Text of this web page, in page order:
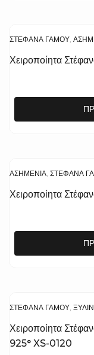
ΣΤΈΦΑΝΑ ΓΆΜΟΥ,
Χειροποίητα
ΑΣΗΜΈΝΙΑ, ΣΤΈΦΑΝΑ
Χειροποίητα
ΣΤΈΦΑΝΑ ΓΆΜΟΥ,
Χειροποίητα
925° XS-0120